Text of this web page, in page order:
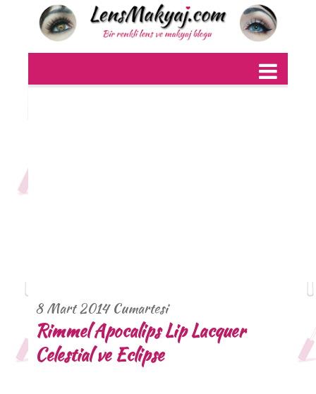
8 Mart 2014 Cumartesi
Rimmel Apocalips Lip Lacquer
Celestial ve Eclipse